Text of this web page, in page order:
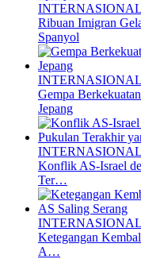
INTERNASIONAL
Ribuan Imigran
Spanyol
INTERNASIONAL
Gempa
Jepang
INTERNASIONAL
Konflik AS-Israel
Ter…
INTERNASIONAL
Ketegangan
A…